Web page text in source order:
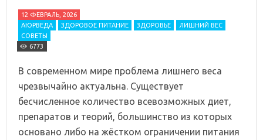
12 ФЕВРАЛЬ, 2026
АЮРВЕДА
ЗДОРОВОЕ ПИТАНИЕ ЗДОРОВЬЕ
ЛИШНИЙ ВЕС
СОВЕТЫ
6773
В современном мире проблема лишнего веса
чрезвычайно актуальна. Существует
бесчисленное количество всевозможных диет,
препаратов и теорий, большинство из которых
основано либо на жёстком ограничении питания